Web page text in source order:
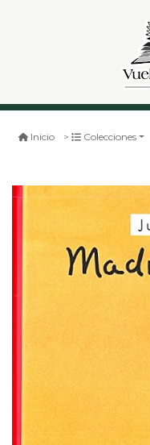
Inicio Colecciones